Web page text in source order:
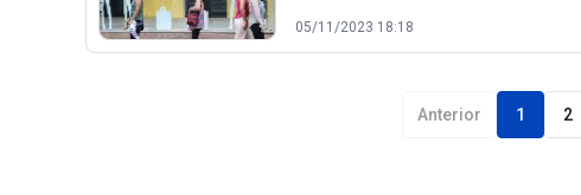
05/11/2023 18:18
Anterior 1 2